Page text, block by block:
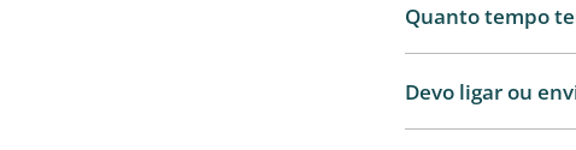
Quanto tempo
Devo ligar ou